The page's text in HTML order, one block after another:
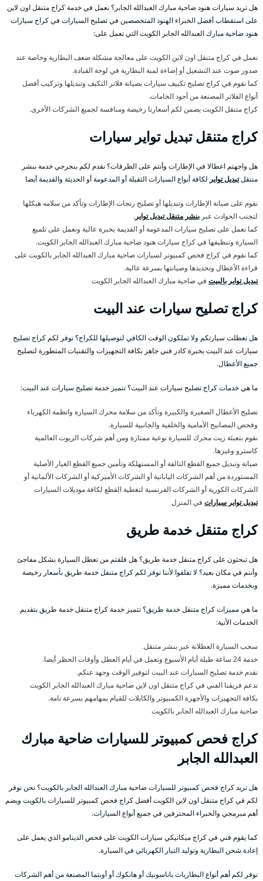
هل تريد سيارات هنود ضاحية مبارك العبدالله الجابر؟ نعمل في خدمة كراج متنقل اون لاين
على استقطاب أفضل الخبراء الهنود المتخصصين في تصليح السيارات في كراج سيارات
هنود ضاحية مبارك العبدالله الجابر الكويت التي تعمل على:
نعمل في كراج متنقل اون لاين الكويت على معالجة مشكلة ضعف البطارية وخاصة عند
صدور صوت عند التشغيل أو إضاءة لمبة البطارية في لوحة القيادة.
كما نقوم في كراج تصليح تكييف سيارات بصيانة فلاتر التكيف وتبديلها وتركيب أفضل
أنواع الفلاتر المصنعة من أجود الخامات.
كراج متنقل الكويت يضمن لكم أسعارنا رخيصة ومنافسة لجميع الشركات الأخرى.
كراج متنقل تبديل تواير سيارات
هل واجهتم اعطالا في الإطارات وأنتم على الطرقات؟ نقدم لكم بنجرجي خدمة بنشر
متنقلتبديل تواير لكافة أنواع السيارات الثقيلة أو المدعومة أو الحديثة والقديمة أيضا
نقوم على صيانة الإطارات وتبديلها أو تصليح رنجات الإطارات وتأكد من سلامه هيكلها
لتجنب الحوادث عبر بنشر متنقل تبديل تواير.
كما نعمل على تصليح سيارات المدعومة أو القديمة بخبرة عالية ونعمل على تلميع
السيارة وتنظيفها في كراج سيارات هنود ضاحية مبارك العبدالله الجابر الكويت.
كما نقوم في كراج فحص كمبيوتر لسيارات ضاحية مبارك العبدالله الجابر بالكويت على
قراءة الأعطال وتحديدها وصيانتها بسرعة عالية.
تبديل تواير بالبيت في ضاحية مبارك العبدالله الجابر الكويت
كراج تصليح سيارات عند البيت
هل تعطلت سيارتكم ولا تملكون الوقت الكافي لتوصيلها للكراج؟ نوفر لكم كراج تصليح
سيارات عند البيت بخبرة كادر فني جاهز بكافة التجهيزات والتقنيات المتطورة لتصليح
جميع الأعطال.
ما هي خدمات كراج تصليح سيارات عند البيت؟ تتميز خدمة تصليح سيارات عند البيت:
تصليح الأعطال الصغيرة والكبيرة وتأكد من سلامة محرك السيارة وانظمة الكهرباء
وفحص المصابيح الأمامية والخلفية والجانبية للسيارة.
نقوم بتعبئة زيت محرك للسيارة نوعية ممتازة ومن أهم شركات الزيوت العالمية
كاسترو وغيرها.
صيانة وتبديل جميع القطع التالفة أو المستهلكة وتأمين جميع القطع الغيار الأصلية
المستوردة من أهم الشركات اليابانية أو الشركات الأميركية أو الشركات الألمانية أو
الشركات الكورية أو الشركات الفرنسية لتغطية القطع لكافة موديلات السيارات
تبديل تواير سيارات في المنزل
كراج متنقل خدمة طريق
هل تبحثون على كراج متنقل خدمة طريق؟ هل قلقتم من تعطل السيارة بشكل مفاجئ
وأنتم في مكان بعيد؟ لا تقلقوا لأننا نوفر لكم كراج متنفل خدمة طريق بأسعار رخيصة
وبخدمات مميزة.
ما هي مميزات كراج متنقل خدمة طريق؟ تتميز خدمة كراج متنقل خدمة طريق بتقديم
الخدمات الأتية:
سحب السيارة العطلانة عبر بنشر متنقل.
خدمة 24 ساعة طيلة أيام الأسبوع ونعمل في أيام العطل وأوقات الحظر أيضا.
نقدم خدمة تصليح السيارات عند البيت لتوفير الوقت وجهد عنكم.
ندعم فريقنا الفني في كراج متنقل اون لاين ضاحية مبارك العبدالله الجابر الكويت
بكافة التجهيزات والأجهزة الكمبيوتر والكابلات للقيام بمهامهم بسرعة تامة.
ضاحية مبارك العبدالله الجابر بالكويت
كراج فحص كمبيوتر للسيارات ضاحية مبارك
العبدالله الجابر
هل تريد كراج فحص كمبيوتر للسيارات ضاحية مبارك العبدالله الجابر بالكويت؟ نحن نوفر
لكم في كراج متنقل اون لاين الكويت أفضل كراج فحص كمبيوتر للسيارات بالكويت ويضم
أهم مبرمجي والخبراء المحترفين في جميع أنواع السيارات.
كما يقوم فني في كراج ميكانيكي سيارات الكويت على فحص الدينامو الذي يعمل على
إعادة شحن البطارية وتوليد التيار الكهربائي في السيارة.
نوفر لكم أهم أنواع البطاريات باناسونيك أو هانكوك أو أوبتما المصنعة من أهم الشركات